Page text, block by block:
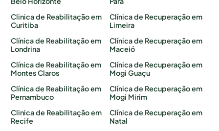
Clinica de Reabilitação em
Curitiba
Clínica de Reabilitação em
Londrina
Clínica de Reabilitação em
Montes Claros
Clínica de Reabilitação em
Pernambuco
Clinica de Reabilitação em
Recife
Clínica de Recuperação em
Limeira
Clínica de Recuperação em
Maceió
Clínica de Recuperação em
Mogi Guaçu
Clínica de Recuperação em
Mogi Mirim
Clínica de Recuperação em
Natal